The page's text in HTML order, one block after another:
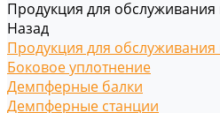
Продукция для
Назад
Продукция для
Боковое уплотнение
Демпферные балки
Демпферные станции